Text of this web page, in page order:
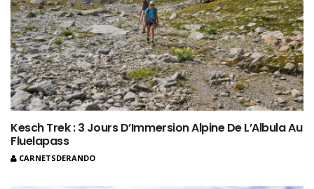
Kesch Trek : 3 Jours D’Immersion Alpine De L’Albula Au
Fluelapass
CARNETSDERANDO